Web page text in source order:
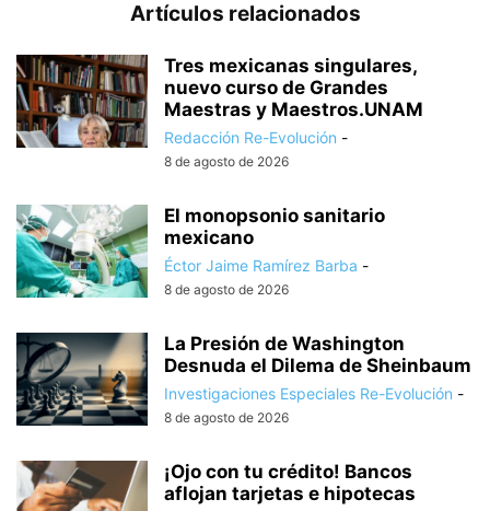
Artículos relacionados
Tres mexicanas singulares,
nuevo curso de Grandes
Maestras y Maestros.UNAM
Redacción Re-Evolución -
8 de agosto de 2026
El monopsonio sanitario
mexicano
Éctor Jaime Ramírez Barba -
8 de agosto de 2026
La Presión de Washington
Desnuda el Dilema de Sheinbaum
Investigaciones Especiales Re-Evolución -
8 de agosto de 2026
¡Ojo con tu crédito! Bancos
aflojan tarjetas e hipotecas